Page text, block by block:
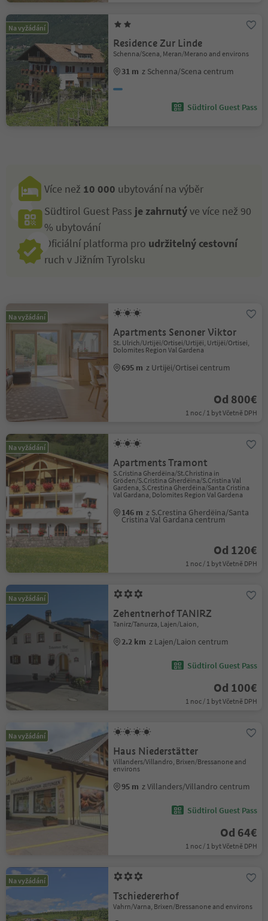
Na vyžádání
Residence Zur Linde
Schenna/Scena, Meran/Merano and environs
31 m z Schenna/Scena centrum
Südtirol Guest Pass
Více než 10 000 ubytování na výběr
Südtirol Guest Pass je zahrnutýve více než 90
% ubytování
Oficiální platforma pro udržitelný cestovní
ruch v Jižním Tyrolsku
Na vyžádání
Apartments Senoner Viktor
St. Ulrich/Urtijëi/Ortisei/Urtijëi, Urtijëi/Ortisei,
Dolomites Region Val Gardena
695 m z Urtijëi/Ortisei centrum
Od 800€
1 noc / 1 byt Včetně DPH
Na vyžádání
Apartments Tramont
S.Cristina Gherdëina/St.Christina in
Gröden/S.Cristina Gherdëina/S.Cristina Val
Gardena, S.Crestina Gherdëina/Santa Cristina
Val Gardana, Dolomites Region Val Gardena
146 m z S.Crestina Gherdëina/Santa
Cristina Val Gardana centrum
Od 120€
1 noc / 1 byt Včetně DPH
Na vyžádání
Zehentnerhof TANIRZ
Tanirz/Tanurza, Lajen/Laion,
2.2 km z Lajen/Laion centrum
Südtirol Guest Pass
Od 100€
1 noc / 1 byt Včetně DPH
Na vyžádání
Haus Niederstätter
Villanders/Villandro, Brixen/Bressanone and
environs
95 m z Villanders/Villandro centrum
Südtirol Guest Pass
Od 64€
1 noc / 1 byt Včetně DPH
Na vyžádání
Tschiedererhof
Vahrn/Varna, Brixen/Bressanone and environs